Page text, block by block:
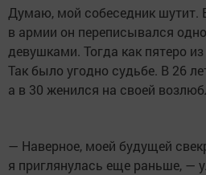
Думаю, мой собеседник шутит.
в армии он переписывался
девушками. Тогда как пятеро
Так было угодно судьбе. В 26
а в 30 женился на своей
— Наверное, моей будущей
я приглянулась еще раньше, —